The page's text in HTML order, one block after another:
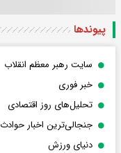
پیوندها
سایت رهبر معظم انقلاب
خبر فوری
تحلیل‌های روز اقتصادی
جنجالی‌ترین اخبار حوادث
دنیای ورزش